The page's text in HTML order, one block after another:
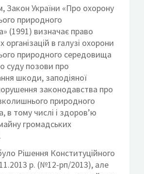
Закон України «Про охорону
природного
(1991) визначає право
організацій в галузі охорони
природного середовища
суду позови про
шкоди, заподіяної
законодавства про
природного
в тому числі і здоров’ю
громадських
Рішення Конституційного
р. (№12-рп/2013), але